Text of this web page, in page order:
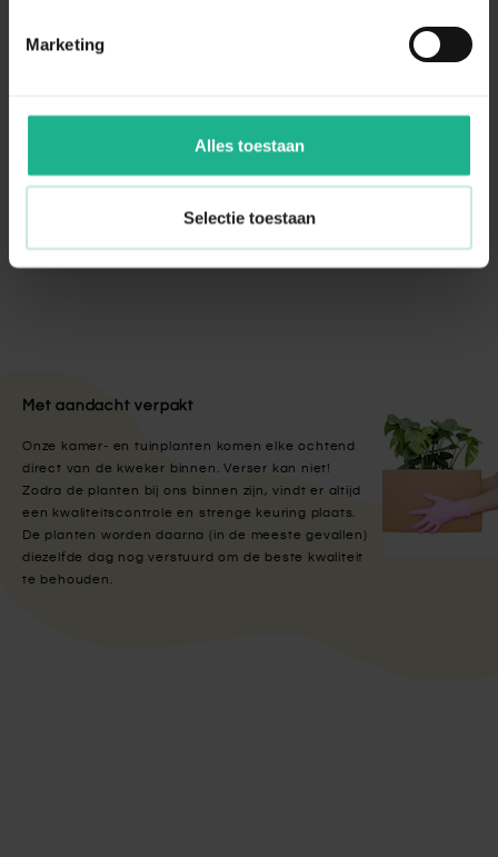
Marketing
Alles toestaan
Selectie toestaan
Aanraders van
Bio voeding terras & balkon 500ml
Eco-Style Promanal-R insectenspray
Met aandacht verpakt
Onze kamer- en tuinplanten komen elke ochtend
direct van de kweker binnen. Verser kan niet!
Zodra de planten bij ons binnen zijn, vindt er altijd
een kwaliteitscontrole en strenge keuring plaats.
De planten worden daarna (in de meeste gevallen)
diezelfde dag nog verstuurd om de beste kwaliteit
te behouden.